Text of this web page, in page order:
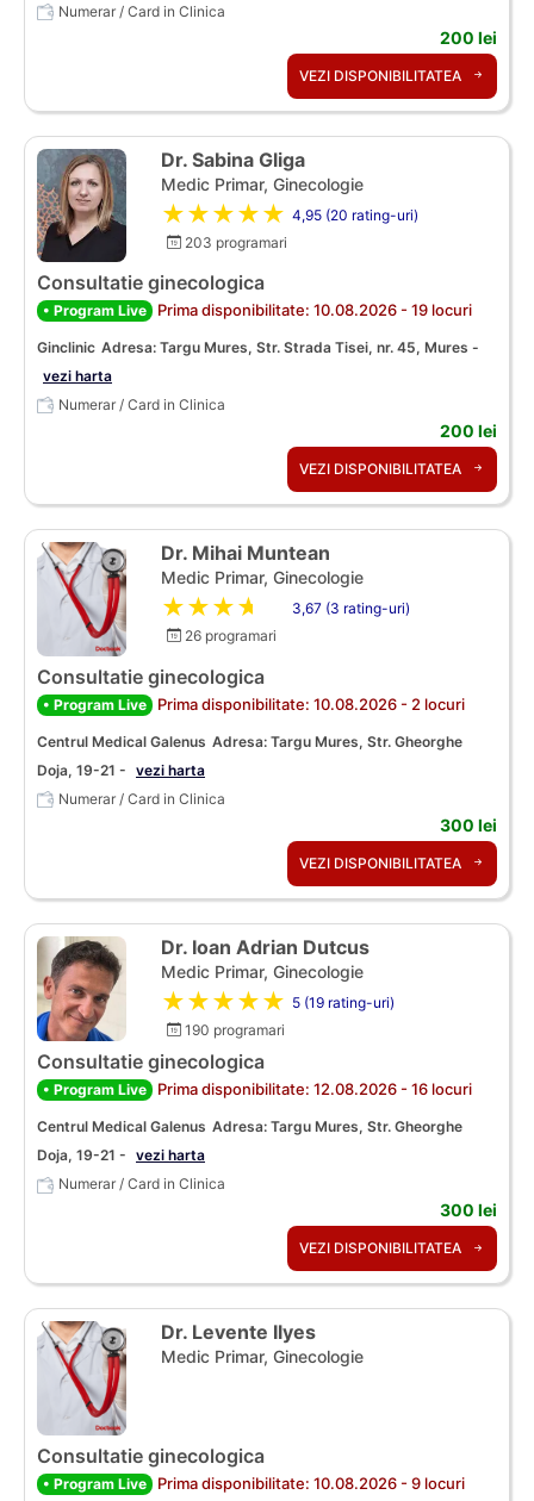
Numerar / Card in Clinica
200 lei
VEZI DISPONIBILITATEA
Dr. Sabina Gliga
Medic Primar, Ginecologie
★★★★★ 4,95 (20 rating-uri)
203 programari
Consultatie ginecologica
• Program Live Prima disponibilitate: 10.08.2026 - 19 locuri
Ginclinic Adresa: Targu Mures, Str. Strada Tisei, nr. 45, Mures -
vezi harta
Numerar / Card in Clinica
200 lei
VEZI DISPONIBILITATEA
Dr. Mihai Muntean
Medic Primar, Ginecologie
★★★★★
3,67 (3 rating-uri)
26 programari
Consultatie ginecologica
• Program Live Prima disponibilitate: 10.08.2026 - 2 locuri
Centrul Medical Galenus Adresa: Targu Mures, Str. Gheorghe
Doja, 19-21 - vezi harta
Numerar / Card in Clinica
300 lei
VEZI DISPONIBILITATEA
Dr. Ioan Adrian Dutcus
Medic Primar, Ginecologie
★★★★★ 5 (19 rating-uri)
190 programari
Consultatie ginecologica
• Program Live Prima disponibilitate: 12.08.2026 - 16 locuri
Centrul Medical Galenus Adresa: Targu Mures, Str. Gheorghe
Doja, 19-21 - vezi harta
Numerar / Card in Clinica
300 lei
VEZI DISPONIBILITATEA
Dr. Levente Ilyes
Medic Primar, Ginecologie
Consultatie ginecologica
• Program Live Prima disponibilitate: 10.08.2026 - 9 locuri